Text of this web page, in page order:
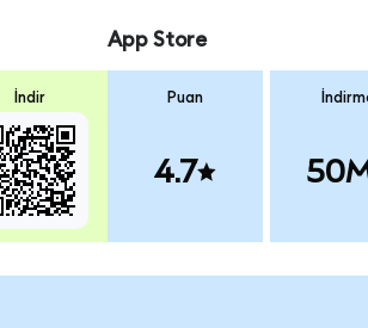
İndir
App Store
Puan
4.7